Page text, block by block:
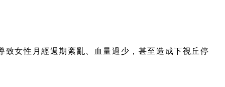
女性月經週期紊亂、血量過少，甚至造成下視丘停